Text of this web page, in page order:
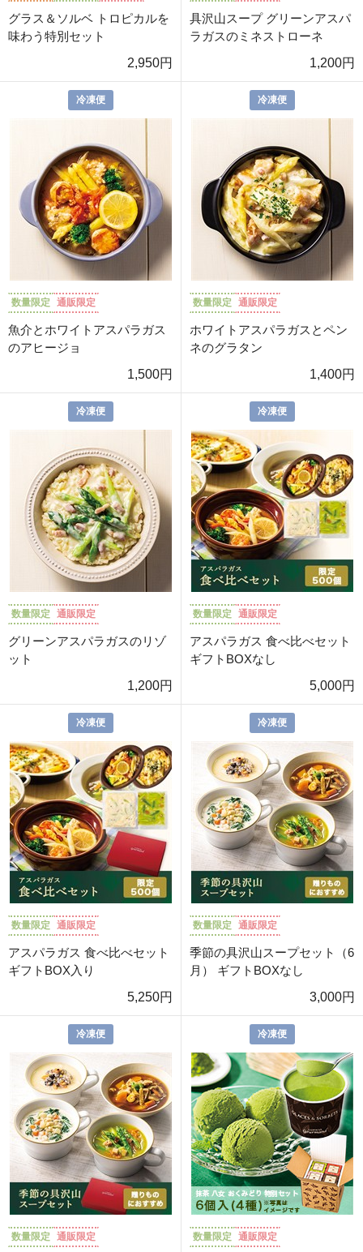
グラス＆ソルベ トロピカルを
味わう特別セット
2,950円
具沢山スープ グリーンアスパ
ラガスのミネストローネ
1,200円
冷凍便
数量限定 通販限定
魚介とホワイトアスパラガス
のアヒージョ
1,500円
冷凍便
数量限定 通販限定
ホワイトアスパラガスとペン
ネのグラタン
1,400円
冷凍便
数量限定 通販限定
グリーンアスパラガスのリゾ
ット
1,200円
冷凍便
数量限定 通販限定
アスパラガス 食べ比べセット
ギフトBOXなし
5,000円
冷凍便
数量限定 通販限定
アスパラガス 食べ比べセット
ギフトBOX入り
5,250円
冷凍便
数量限定 通販限定
季節の具沢山スープセット（6
月） ギフトBOXなし
3,000円
冷凍便
数量限定 通販限定
冷凍便
数量限定 通販限定